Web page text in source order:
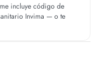
incluye código de
Invima — o te